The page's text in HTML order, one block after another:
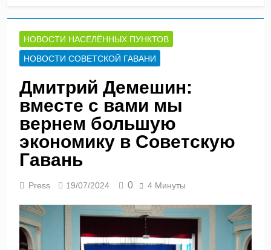
НОВОСТИ НАСЕЛЁННЫХ ПУНКТОВ
НОВОСТИ СОВЕТСКОЙ ГАВАНИ
Дмитрий Демешин:
вместе с вами мы
вернем большую
экономику в Советскую
Гавань
Press 19/07/2024 0 4 Минуты